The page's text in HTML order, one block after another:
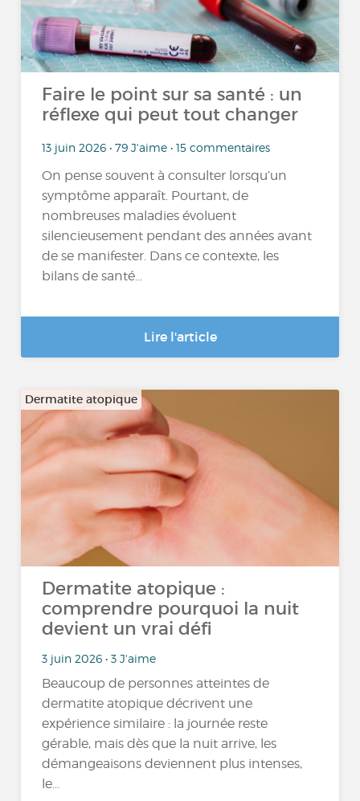
Faire le point sur sa santé : un
réflexe qui peut tout changer
13 juin 2026 • 79 J'aime • 15 commentaires
On pense souvent à consulter lorsqu’un
symptôme apparaît. Pourtant, de
nombreuses maladies évoluent
silencieusement pendant des années avant
de se manifester. Dans ce contexte, les
bilans de santé...
Lire l'article
Dermatite atopique
Dermatite atopique :
comprendre pourquoi la nuit
devient un vrai défi
3 juin 2026 • 3 J'aime
Beaucoup de personnes atteintes de
dermatite atopique décrivent une
expérience similaire : la journée reste
gérable, mais dès que la nuit arrive, les
démangeaisons deviennent plus intenses,
le...